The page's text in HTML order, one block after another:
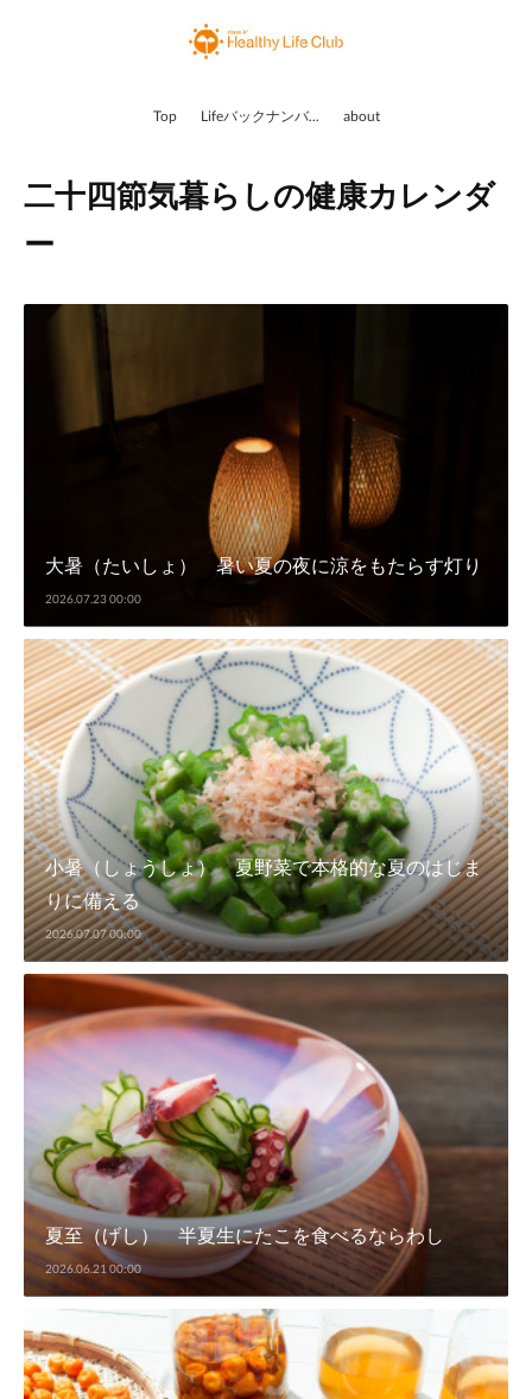
Top Lifeバックナンバー about
二十四節気暮らしの健康カレンダ
ー
大暑（たいしょ） 暑い夏の夜に涼をもたらす灯り
2026.07.23 00:00
小暑（しょうしょ） 夏野菜で本格的な夏のはじま
りに備える
2026.07.07 00:00
夏至（げし） 半夏生にたこを食べるならわし
2026.06.21 00:00